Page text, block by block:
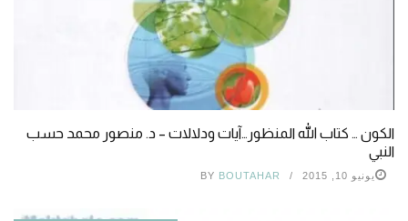
الكون … كتاب الله المنظور…آيات ودلالات – د. منصور محمد حسب
النبي
يونيو 10, 2015 BY BOUTAHAR